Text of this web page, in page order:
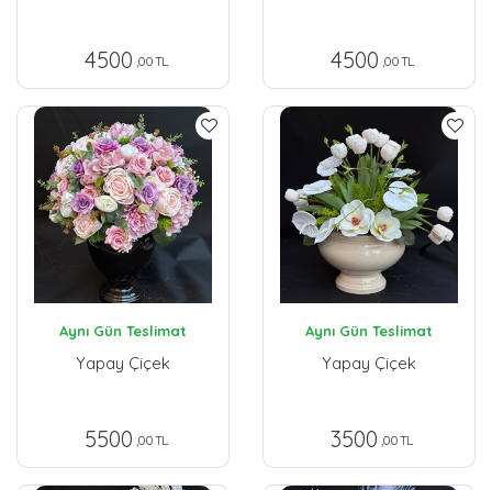
4500 ,00 TL 4500 ,00 TL
Aynı Gün Teslimat
Yapay Çiçek
5500 ,00 TL
Aynı Gün Teslimat
Yapay Çiçek
3500 ,00 TL